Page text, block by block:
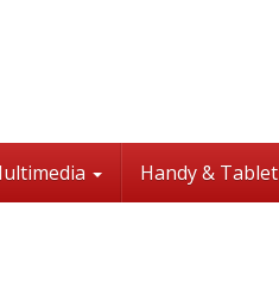
Handy & Tablet